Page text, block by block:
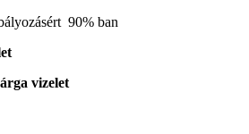
90% ban
vizelet